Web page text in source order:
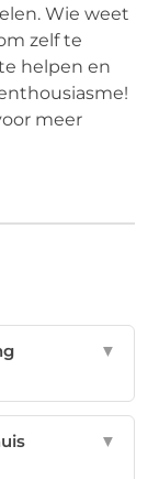
Wie weet
zelf te
helpen en
meer
▼
▼